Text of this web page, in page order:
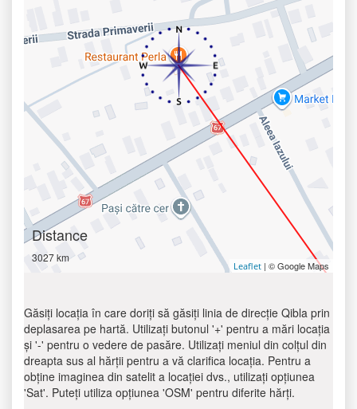
Distance
3027 km
Leaflet | © Google Maps
Găsiți locația în care doriți să găsiți linia de direcție Qibla prin
deplasarea pe hartă. Utilizați butonul '+' pentru a mări locația
și '-' pentru o vedere de pasăre. Utilizați meniul din colțul din
dreapta sus al hărții pentru a vă clarifica locația. Pentru a
obține imaginea din satelit a locației dvs., utilizați opțiunea
'Sat'. Puteți utiliza opțiunea 'OSM' pentru diferite hărți.